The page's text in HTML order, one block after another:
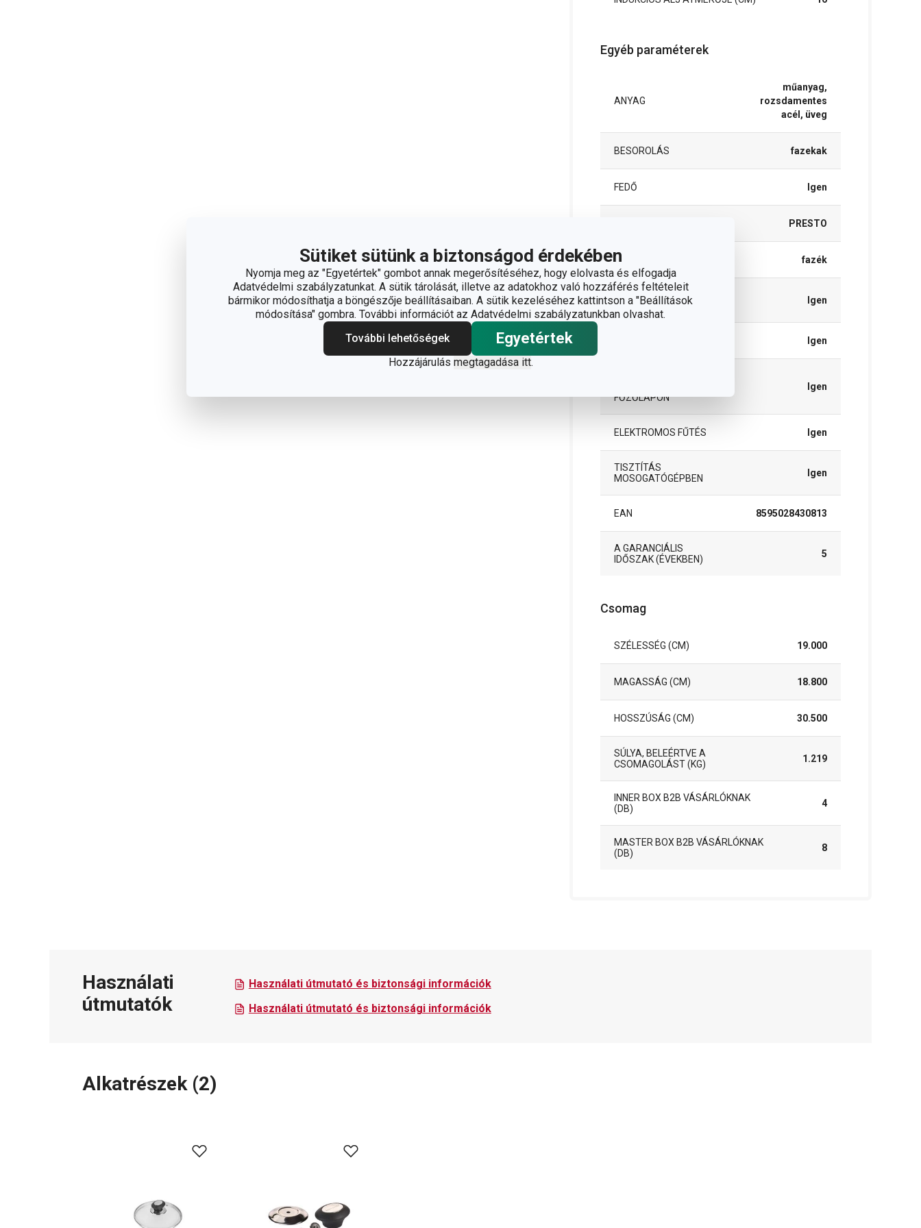
Sütiket sütünk a biztonságod érdekében
Nyomja meg az "Egyetértek" gombot annak megerősítéséhez, hogy elolvasta és elfogadja
Adatvédelmi szabályzatunkat. A sütik tárolását, illetve az adatokhoz való hozzáférés feltételeit
bármikor módosíthatja a böngészője beállításaiban. A sütik kezeléséhez kattintson a "Beállítások
módosítása" gombra. További információt az Adatvédelmi szabályzatunkban olvashat.
További lehetőségek
Egyetértek
Hozzájárulás megtagadása itt.
Egyéb paraméterek
ANYAG
műanyag,
rozsdamentes
acél, üveg
BESOROLÁS fazekak
FEDŐ Igen
PRESTO
TÍPUS fazék
INDUKCIÓS
MELEGÍTÉS
Igen
Igen
FŐZŐLAPON
Igen
ELEKTROMOS FŰTÉS Igen
TISZTÍTÁS
MOSOGATÓGÉPBEN
Igen
EAN 8595028430813
A GARANCIÁLIS
IDŐSZAK (ÉVEKBEN)
5
Csomag
SZÉLESSÉG (CM) 19.000
MAGASSÁG (CM) 18.800
HOSSZÚSÁG (CM) 30.500
SÚLYA, BELEÉRTVE A
CSOMAGOLÁST (KG)
1.219
INNER BOX B2B VÁSÁRLÓKNAK
(DB)
4
MASTER BOX B2B VÁSÁRLÓKNAK
(DB)
8
Használati
útmutatók
Használati útmutató és biztonsági információk
Használati útmutató és biztonsági információk
Alkatrészek(2)